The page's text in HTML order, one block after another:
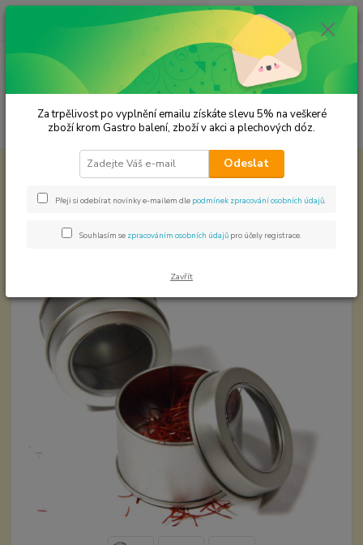
Menu
Hledat
ks
za 0,00 Kč
Dárkové sady koření Šafrán
Šafrán
TOP produkt
Za trpělivost po vyplnění emailu získáte slevu 5% na veškeré
zboží krom Gastro balení, zboží v akci a plechových dóz.
Odeslat
Přeji si odebírat novinky e-mailem dle podmínek zpracování osobních údajů
Souhlasím se zpracováním osobních údajů pro účely registrace.
Zavřít